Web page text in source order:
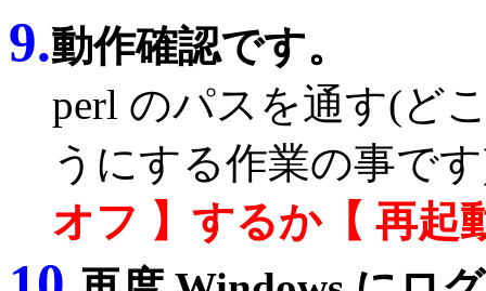
9.動作確認です。
perl のパスを通す(ど
うにする作業の事で
オフ 】するか【 再起